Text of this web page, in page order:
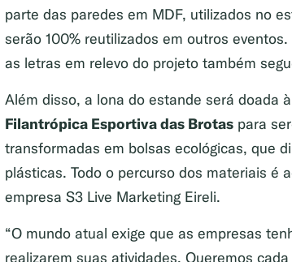
parte das paredes em MDF, utilizados no
serão 100% reutilizados em outros
as letras em relevo do projeto também
Além disso, a lona do estande será doada à
Filantrópica Esportiva das Brotas para
transformadas em bolsas ecológicas, que
plásticas. Todo o percurso dos materiais é
empresa S3 Live Marketing Eireli.
“O mundo atual exige que as empresas
realizarem suas atividades. Queremos